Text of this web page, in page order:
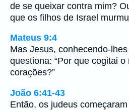
de se queixar contra mim?
que os filhos de Israel
Mateus 9:4
Mas Jesus, conhecendo-
questiona: “Por que cogitai
corações?”
João 6:41-43
Então, os judeus